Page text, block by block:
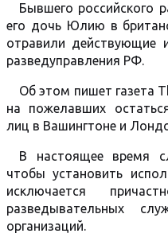
Бывшего российского
его дочь Юлию в
отравили действующие
разведуправления РФ.
Об этом пишет газета
на пожелавших
лиц в Вашингтоне и
В настоящее время
чтобы установить
исключается
разведывательных
организаций.